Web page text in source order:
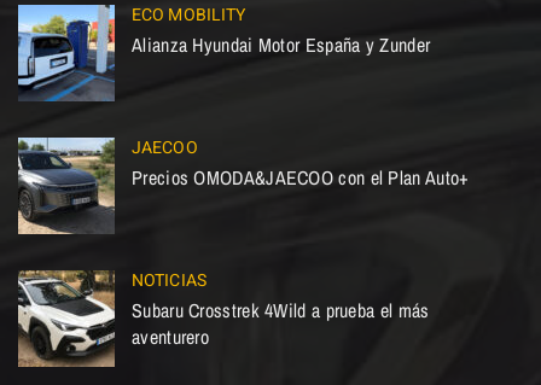
ECO MOBILITY
Alianza Hyundai Motor España y Zunder
JAECOO
Precios OMODA&JAECOO con el Plan Auto+
NOTICIAS
Subaru Crosstrek 4Wild a prueba el más
aventurero